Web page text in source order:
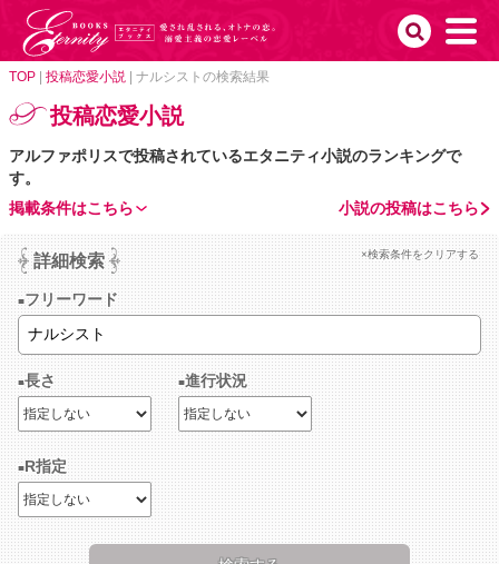
TOP 投稿恋愛小説 ナルシストの検索結果
投稿恋愛小説
アルファポリスで投稿されているエタニティ小説のランキングで
す。
小説の投稿はこちら
掲載条件はこちら
詳細検索 ×検索条件をクリアする
フリーワード
長さ 進行状況
R指定